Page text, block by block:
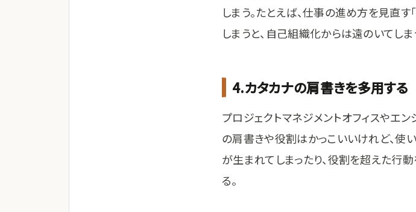
しまう。たとえば、仕事の進め方を見直す
しまうと、自己組織化からは遠のいてしま
4.カタカナの肩書きを多用する
プロジェクトマネジメントオフィスやエ
の肩書きや役割はかっこいいけれど、使
が生まれてしまったり、役割を超えた行
る。